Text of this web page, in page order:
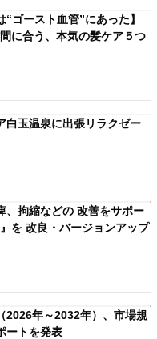
ゴースト血管”にあった】
に合う、本気の髪ケア５つ
白玉温泉に出張リラクゼー
、拘縮などの 改善をサポー
を 改良・バージョンアップ
2026年～2032年）、市場規
ートを発表